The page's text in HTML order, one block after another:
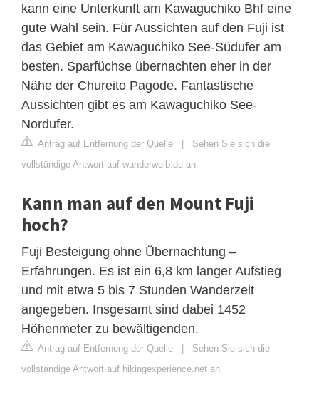
kann eine Unterkunft am Kawaguchiko Bhf eine
gute Wahl sein. Für Aussichten auf den Fuji ist
das Gebiet am Kawaguchiko See-Südufer am
besten. Sparfüchse übernachten eher in der
Nähe der Chureito Pagode. Fantastische
Aussichten gibt es am Kawaguchiko See-
Nordufer.
Antrag auf Entfernung der Quelle | Sehen Sie sich die
vollständige Antwort auf wanderweib.de an
Kann man auf den Mount Fuji
hoch?
Fuji Besteigung ohne Übernachtung –
Erfahrungen. Es ist ein 6,8 km langer Aufstieg
und mit etwa 5 bis 7 Stunden Wanderzeit
angegeben. Insgesamt sind dabei 1452
Höhenmeter zu bewältigenden.
Antrag auf Entfernung der Quelle | Sehen Sie sich die
vollständige Antwort auf hikingexperience.net an